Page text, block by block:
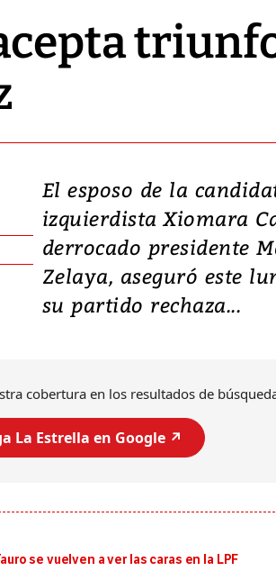
El esposo de la
izquierdista Xiomara
derrocado presidente
Zelaya, aseguró este
su partido rechaza...
cobertura en los resultados de
La Estrella en Google ↗️
se vuelven a ver las caras en la LPF
Video, Japón:
deja heridos y
daños en
al sur de Japón,